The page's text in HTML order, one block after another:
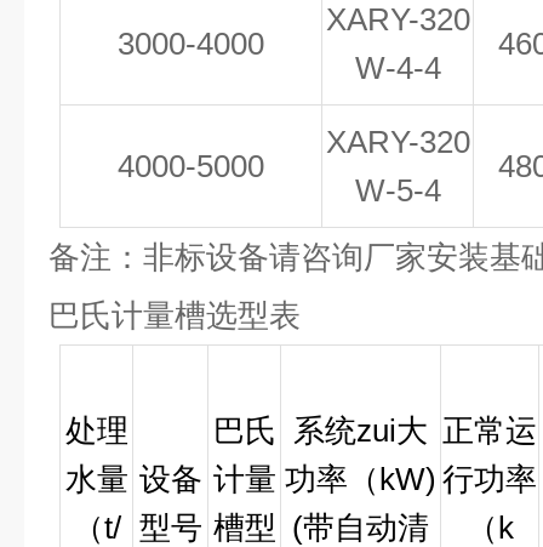
3000-4000
XARY-320
W-4-4
4000-5000
XARY-320
W-5-4
备注：非标设备请咨询厂家安装基
巴氏计量槽选型表
处理
水量
（t/
设备
型号
巴氏
计量
槽型
系统zui大
功率（kW)
(带自动清
正常运
行功率
（k